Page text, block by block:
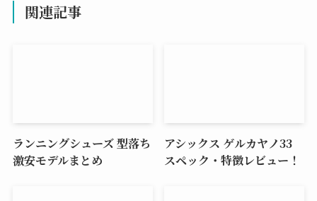
関連記事
ランニングシューズ 型落ち
激安モデルまとめ
アシックス ゲルカヤノ33
スペック・特徴レビュー！